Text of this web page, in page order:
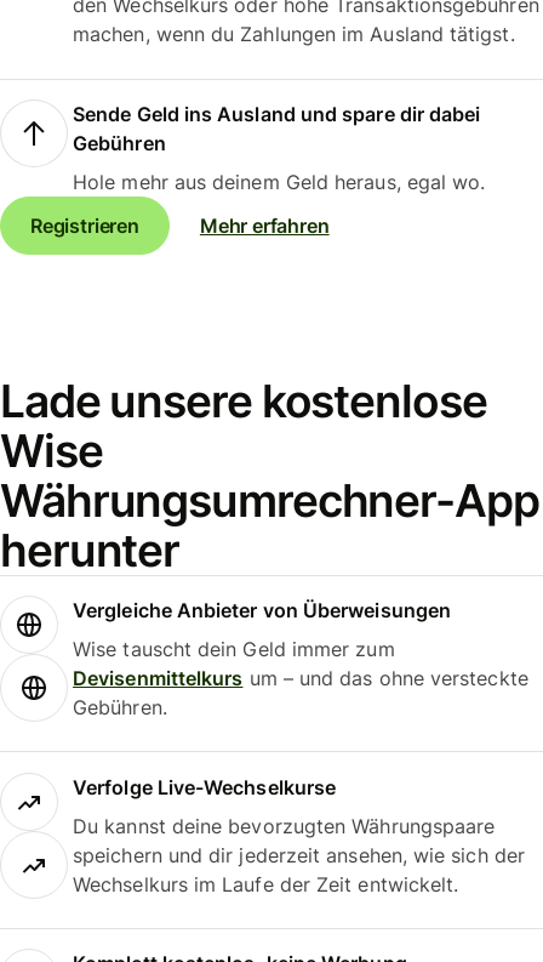
den Wechselkurs oder hohe Transaktionsgebühren
machen, wenn du Zahlungen im Ausland tätigst.
Sende Geld ins Ausland und spare dir dabei
Gebühren
Hole mehr aus deinem Geld heraus, egal wo.
Registrieren
Mehr erfahren
Lade unsere kostenlose
Wise
Währungsumrechner-App
herunter
Vergleiche Anbieter von Überweisungen
Wise tauscht dein Geld immer zum
Devisenmittelkurs um – und das ohne versteckte
Gebühren.
Verfolge Live-Wechselkurse
Du kannst deine bevorzugten Währungspaare
speichern und dir jederzeit ansehen, wie sich der
Wechselkurs im Laufe der Zeit entwickelt.